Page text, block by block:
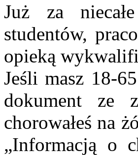
Już za
studentów,
opieką
Jeśli masz 18-
dokument ze
chorowałeś na
„Informacją o